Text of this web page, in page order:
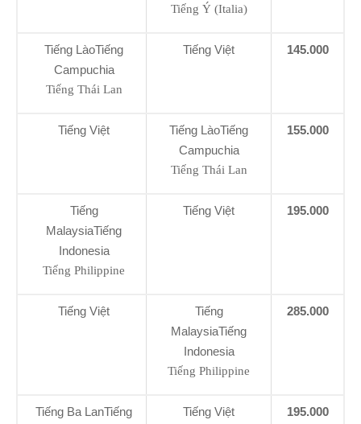
Tiếng Ý (Italia)
Tiếng LàoTiếng
Campuchia
Tiếng Thái Lan
Tiếng Việt 145.000
Tiếng Việt
Tiếng LàoTiếng
Campuchia
Tiếng Thái Lan
155.000
Tiếng
MalaysiaTiếng
Indonesia
Tiếng Philippine
Tiếng Việt 195.000
Tiếng Việt
Tiếng
MalaysiaTiếng
Indonesia
Tiếng Philippine
285.000
Tiếng Ba LanTiếng
Tiếng Việt 195.000